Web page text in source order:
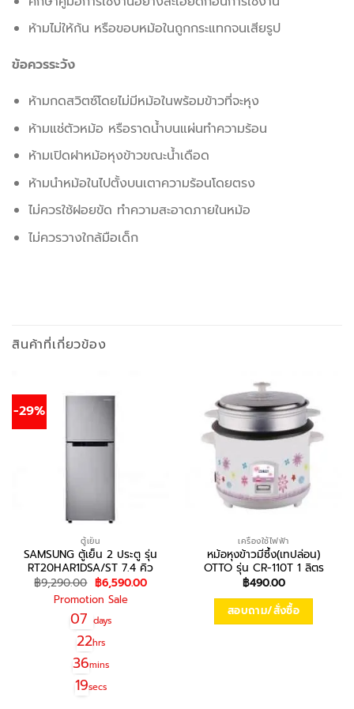
ห้ามไม่ให้ก้น หรือขอบหม้อในถูกกระแทกจนเสียรูป
ข้อควรระวัง
ห้ามกดสวิตซ์โดยไม่มีหม้อในพร้อมข้าวที่จะหุง
ห้ามแช่ตัวหม้อ หรือราดน้ำบนแผ่นทำความร้อน
ห้ามเปิดฝาหม้อหุงข้าวขณะน้ำเดือด
ห้ามนำหม้อในไปตั้งบนเตาความร้อนโดยตรง
ไม่ควรใช้ฝอยขัด ทำความสะอาดภายในหม้อ
ไม่ควรวางใกล้มือเด็ก
สินค้าที่เกี่ยวข้อง
-29%
ตู้เย็น
SAMSUNG ตู้เย็น 2 ประตู รุ่น
RT20HAR1DSA/ST 7.4 คิว
฿9,290.00 Original
price
was:
฿9,290.00.
฿6,590.00Current
Promotion Sale
07 days
22hrs
36mins
19secs
เครื่องใช้ไฟฟ้า
หม้อหุงข้าวมีซึ้ง(เทปล่อน)
OTTO รุ่น CR-110T 1 ลิตร
฿490.00
สอบถาม/สั่งซื้อ